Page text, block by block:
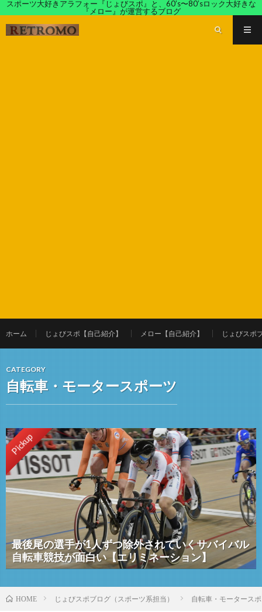
スポーツ大好きアラフォー『じょびスポ』と、60’s〜80’sロック大好きな
『メロー』が運営するブログ
ホーム じょびスポ【自己紹介】 メロー【自己紹介】 じょびスポ
CATEGORY
自転車・モータースポーツ
Pickup
最後尾の選手が1人ずつ除外されていくサバイバル
自転車競技が面白い【エリミネーション】
HOME じょびスポブログ（スポーツ系担当） 自転車・モータース